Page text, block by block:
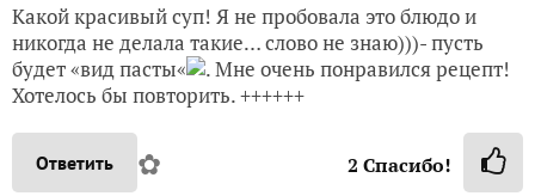
Какой красивый суп! Я не пробовала это блюдо и
никогда не делала такие… слово не знаю)))- пусть
будет «вид пасты«
. Мне очень понравился рецепт!
Хотелось бы повторить. ++++++
Ответить ✿ 2 Спасибо!